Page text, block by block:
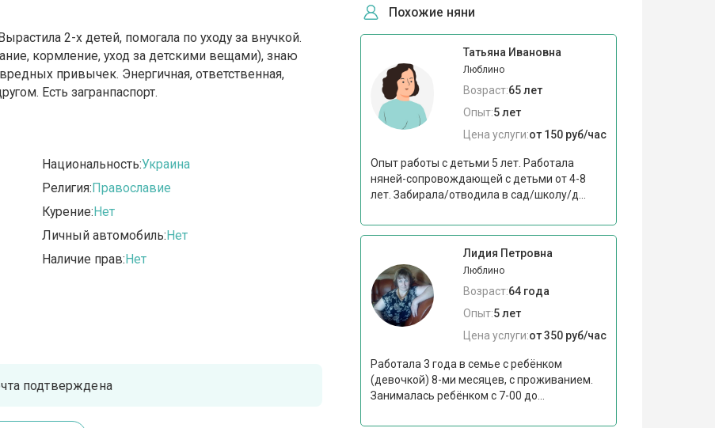
2-х детей, помогала по уходу за внучкой.
кормление, уход за детскими вещами), знаю
привычек. Энергичная, ответственная,
Есть загранпаспорт.
Национальность:Украина
Религия:Православие
Курение:Нет
Личный автомобиль:Нет
Наличие прав:Нет
подтверждена
Похожие няни
Татьяна Ивановна
Люблино
Возраст:65 лет
Опыт:5 лет
Цена услуги:от 150 руб/час
Опыт работы с детьми 5 лет. Работала
няней-сопровождающей с детьми от 4-8
лет. Забирала/отводила в сад/школу/д...
Лидия Петровна
Люблино
Возраст:64 года
Опыт:5 лет
Цена услуги:от 350 руб/час
Работала 3 года в семье с ребёнком
(девочкой) 8-ми месяцев, с проживанием.
Занималась ребёнком с 7-00 до...